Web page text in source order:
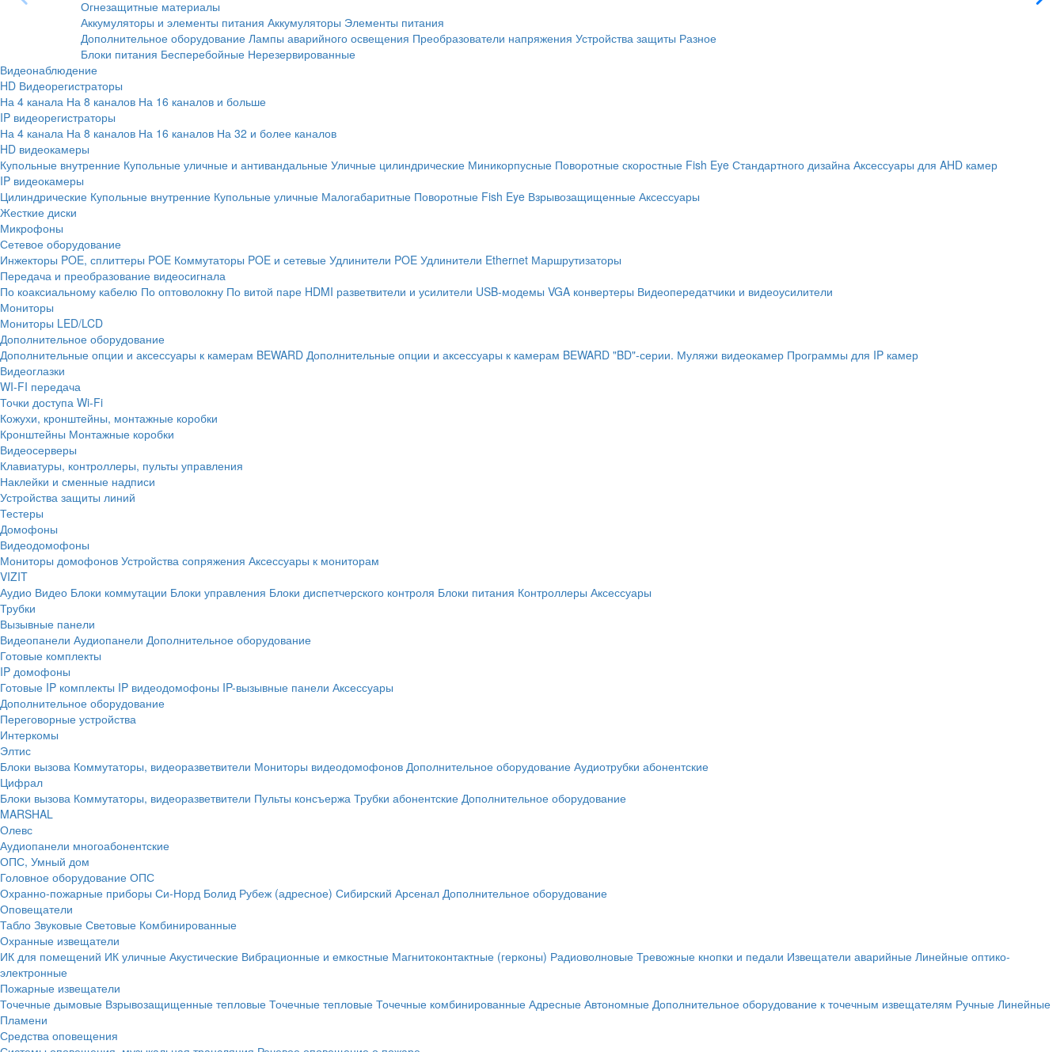
Огнезащитные материалы
Аккумуляторы и элементы питания Аккумуляторы Элементы питания
Дополнительное оборудование Лампы аварийного освещения Преобразователи напряжения Устройства защиты Разное
Блоки питания Бесперебойные Нерезервированные
Видеонаблюдение
HD Видеорегистраторы
На 4 канала На 8 каналов На 16 каналов и больше
IP видеорегистраторы
На 4 канала На 8 каналов На 16 каналов На 32 и более каналов
HD видеокамеры
Купольные внутренние Купольные уличные и антивандальные Уличные цилиндрические Миникорпусные Поворотные скоростные Fish Eye Стандартного дизайна Аксессуары для AHD камер
IP видеокамеры
Цилиндрические Купольные внутренние Купольные уличные Малогабаритные Поворотные Fish Eye Взрывозащищенные Аксессуары
Жесткие диски
Микрофоны
Сетевое оборудование
Инжекторы POE, сплиттеры POE Коммутаторы POE и сетевые Удлинители POE Удлинители Ethernet Маршрутизаторы
Передача и преобразование видеосигнала
По коаксиальному кабелю По оптоволокну По витой паре HDMI разветвители и усилители USB-модемы VGA конвертеры Видеопередатчики и видеоусилители
Мониторы
Мониторы LED/LCD
Дополнительное оборудование
Дополнительные опции и аксессуары к камерам BEWARD Дополнительные опции и аксессуары к камерам BEWARD "BD"-серии. Муляжи видеокамер Программы для IP камер
Видеоглазки
WI-FI передача
Точки доступа Wi-Fi
Кожухи, кронштейны, монтажные коробки
Кронштейны Монтажные коробки
Видеосерверы
Клавиатуры, контроллеры, пульты управления
Наклейки и сменные надписи
Устройства защиты линий
Тестеры
Домофоны
Видеодомофоны
Мониторы домофонов Устройства сопряжения Аксессуары к мониторам
VIZIT
Аудио Видео Блоки коммутации Блоки управления Блоки диспетчерского контроля Блоки питания Контроллеры Аксессуары
Трубки
Вызывные панели
Видеопанели Аудиопанели Дополнительное оборудование
Готовые комплекты
IP домофоны
Готовые IP комплекты IP видеодомофоны IP-вызывные панели Аксессуары
Дополнительное оборудование
Переговорные устройства
Интеркомы
Элтис
Блоки вызова Коммутаторы, видеоразветвители Мониторы видеодомофонов Дополнительное оборудование Аудиотрубки абонентские
Цифрал
Блоки вызова Коммутаторы, видеоразветвители Пульты консъержа Трубки абонентские Дополнительное оборудование
MARSHAL
Олевс
Аудиопанели многоабонентские
ОПС, Умный дом
Головное оборудование ОПС
Охранно-пожарные приборы Си-Норд Болид Рубеж (адресное) Сибирский Арсенал Дополнительное оборудование
Оповещатели
Табло Звуковые Световые Комбинированные
Охранные извещатели
ИК для помещений ИК уличные Акустические Вибрационные и емкостные Магнитоконтактные (герконы) Радиоволновые Тревожные кнопки и педали Извещатели аварийные Линейные оптико-
электронные
Пожарные извещатели
Точечные дымовые Взрывозащищенные тепловые Точечные тепловые Точечные комбинированные Адресные Автономные Дополнительное оборудование к точечным извещателям Ручные Линейные
Пламени
Средства оповещения